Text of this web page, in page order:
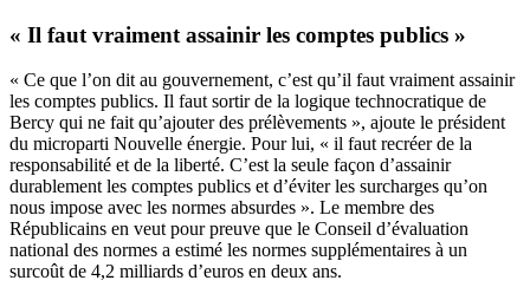
« Il faut vraiment assainir les comptes publics »
« Ce que l’on dit au gouvernement, c’est qu’il faut vraiment assainir
les comptes publics. Il faut sortir de la logique technocratique de
Bercy qui ne fait qu’ajouter des prélèvements », ajoute le président
du microparti Nouvelle énergie. Pour lui, « il faut recréer de la
responsabilité et de la liberté. C’est la seule façon d’assainir
durablement les comptes publics et d’éviter les surcharges qu’on
nous impose avec les normes absurdes ». Le membre des
Républicains en veut pour preuve que le Conseil d’évaluation
national des normes a estimé les normes supplémentaires à un
surcoût de 4,2 milliards d’euros en deux ans.